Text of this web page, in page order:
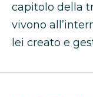
capitolo della
vivono
lei creato e